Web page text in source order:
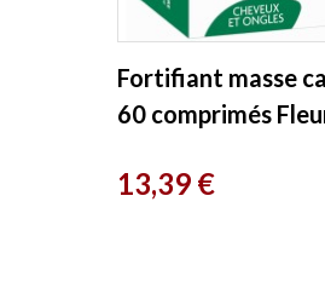
Fortifiant masse
60 comprimés
Prix
13,39 €